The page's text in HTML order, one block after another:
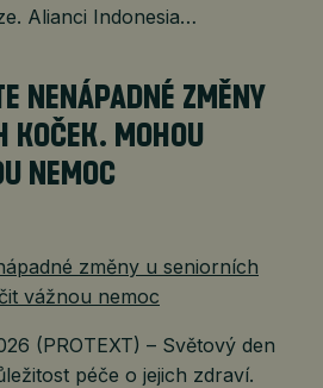
Alianci Indonesia…
NENÁPADNÉ ZMĚNY
KOČEK. MOHOU
NEMOC
(PROTEXT) – Světový den
péče o jejich zdraví.